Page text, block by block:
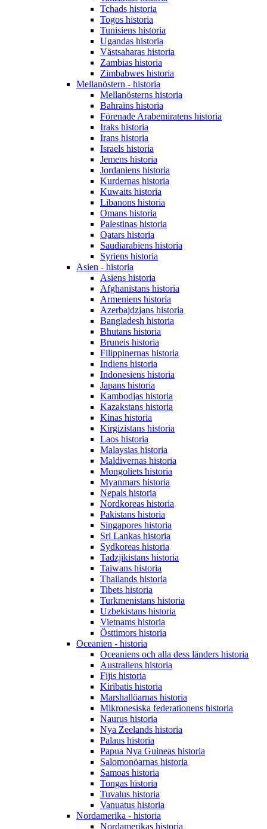
Tchads historia
Togos historia
Tunisiens historia
Ugandas historia
Västsaharas historia
Zambias historia
Zimbabwes historia
Mellanöstern - historia
Mellanösterns historia
Bahrains historia
Förenade Arabemiratens historia
Iraks historia
Irans historia
Israels historia
Jemens historia
Jordaniens historia
Kurdernas historia
Kuwaits historia
Libanons historia
Omans historia
Palestinas historia
Qatars historia
Saudiarabiens historia
Syriens historia
Asien - historia
Asiens historia
Afghanistans historia
Armeniens historia
Azerbajdzjans historia
Bangladesh historia
Bhutans historia
Bruneis historia
Filippinernas historia
Indiens historia
Indonesiens historia
Japans historia
Kambodjas historia
Kazakstans historia
Kinas historia
Kirgizistans historia
Laos historia
Malaysias historia
Maldivernas historia
Mongoliets historia
Myanmars historia
Nepals historia
Nordkoreas historia
Pakistans historia
Singapores historia
Sri Lankas historia
Sydkoreas historia
Tadzjikistans historia
Taiwans historia
Thailands historia
Tibets historia
Turkmenistans historia
Uzbekistans historia
Vietnams historia
Östtimors historia
Oceanien - historia
Oceaniens och alla dess länders historia
Australiens historia
Fijis historia
Kiribatis historia
Marshallöarnas historia
Mikronesiska federationens historia
Naurus historia
Nya Zeelands historia
Palaus historia
Papua Nya Guineas historia
Salomonöarnas historia
Samoas historia
Tongas historia
Tuvalus historia
Vanuatus historia
Nordamerika - historia
Nordamerikas historia